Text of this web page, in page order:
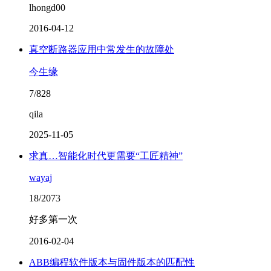
lhongd00
2016-04-12
真空断路器应用中常发生的故障处
今生缘
7/828
qila
2025-11-05
求真…智能化时代更需要“工匠精神”
wayaj
18/2073
好多第一次
2016-02-04
ABB编程软件版本与固件版本的匹配性